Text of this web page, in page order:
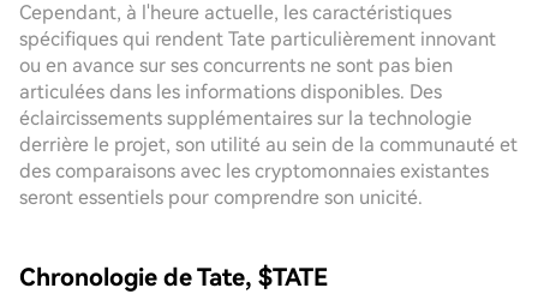
Cependant, à l'heure actuelle, les caractéristiques
spécifiques qui rendent Tate particulièrement innovant
ou en avance sur ses concurrents ne sont pas bien
articulées dans les informations disponibles. Des
éclaircissements supplémentaires sur la technologie
derrière le projet, son utilité au sein de la communauté et
des comparaisons avec les cryptomonnaies existantes
seront essentiels pour comprendre son unicité.
Chronologie de Tate, $TATE